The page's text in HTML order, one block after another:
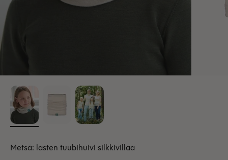
Metsä: lasten tuubihuivi silkkivillaa